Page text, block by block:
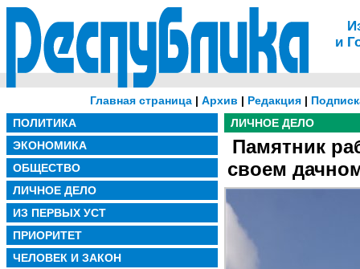
и
Главная страница| Архив | Редакция|
ПОЛИТИКА
ЭКОНОМИКА
ОБЩЕСТВО
ЛИЧНОЕ ДЕЛО
ИЗ ПЕРВЫХ УСТ
ПРИОРИТЕТ
ЧЕЛОВЕК И ЗАКОН
ЛИЧНОЕ ДЕЛО
Памятник
своем